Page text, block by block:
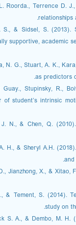
Roorda., Terrence D.
relationships
S., & Sidsel, S. (2013).
supportive, academic
N. G., Stuart, A. K.,
as predictors
Guay., Stupinsky, R.,
of student’s intrinsic
J. N., & Chen, Q.
H., & Sheryl A.H.
Jianzhong, X., &
& Tement, S. (2014).
study on
S. A., & Dembo, M. H.